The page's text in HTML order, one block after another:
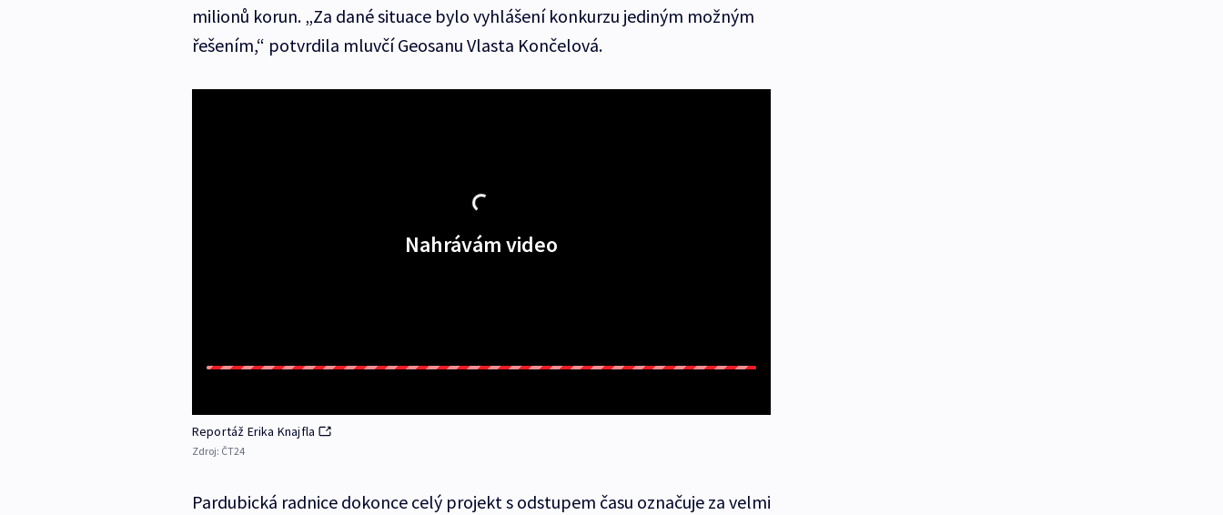
milionů korun. „Za dané situace bylo vyhlášení konkurzu jediným možným
řešením,“ potvrdila mluvčí Geosanu Vlasta Končelová.
Nahrávám video
Reportáž Erika Knajfla
Zdroj: ČT24
Pardubická radnice dokonce celý projekt s odstupem času označuje za velmi